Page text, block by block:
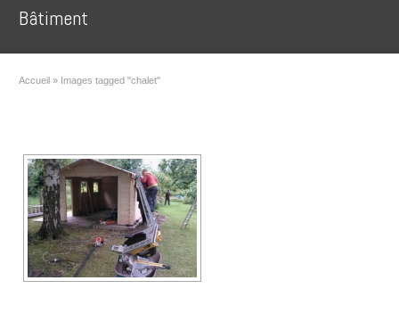
Bâtiment
Accueil » Images tagged "chalet"